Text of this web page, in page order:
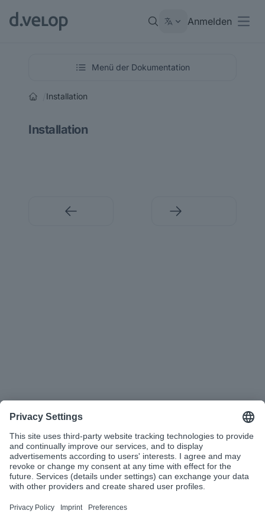
Anmelden
Menü der Dokumentation
Installation
Installation